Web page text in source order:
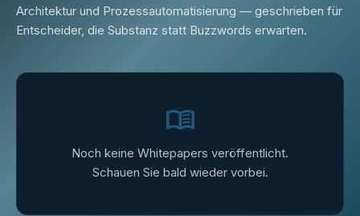
Architektur und Prozessautomatisierung — geschrieben für
Entscheider, die Substanz statt Buzzwords erwarten.
menu_book
Noch keine Whitepapers veröffentlicht.
Schauen Sie bald wieder vorbei.